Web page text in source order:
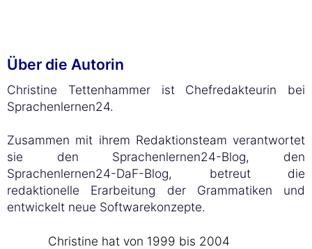
Über die Autorin
Christine Tettenhammer ist Chefredakteurin bei
Sprachenlernen24.
Zusammen mit ihrem Redaktionsteam verantwortet
sie den Sprachenlernen24-Blog, den
Sprachenlernen24-DaF-Blog, betreut die
redaktionelle Erarbeitung der Grammatiken und
entwickelt neue Softwarekonzepte.
Christine hat von 1999 bis 2004